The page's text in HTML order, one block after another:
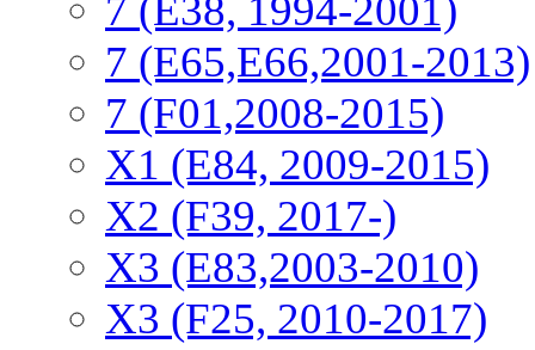
7 (E38, 1994-2001)
7 (E65,E66,2001-2013)
7 (F01,2008-2015)
X1 (E84, 2009-2015)
Х2 (F39, 2017-)
X3 (E83,2003-2010)
X3 (F25, 2010-2017)